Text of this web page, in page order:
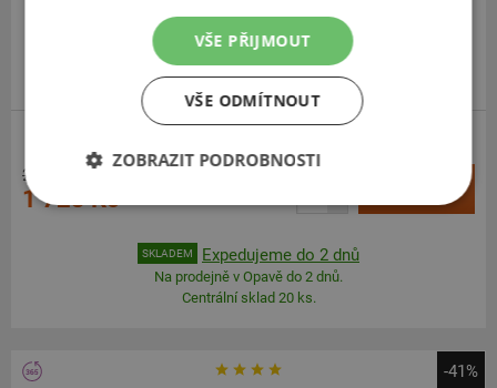
2 920 Kč
1 723 Kč
–
SKLADEM Expedujeme do 2 dnů
Na prodejně v Opavě do 2 dnů.
Centrální sklad 20 ks.
-41%
VŠE PŘIJMOUT
VŠE ODMÍTNOUT
ZOBRAZIT PODROBNOSTI